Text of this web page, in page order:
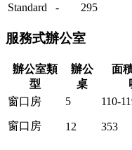
Standard
- 295
服務式辦公室
辦公室類
型
辦公
桌
面
窗口房 5 110-
窗口房 12 353